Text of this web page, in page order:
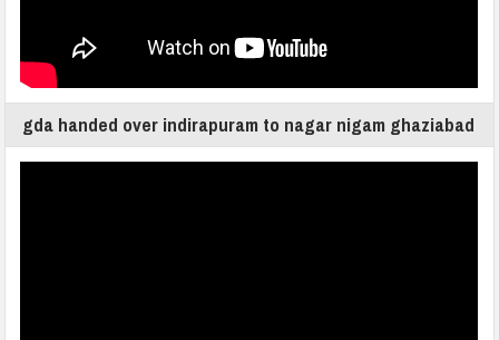
gda handed over indirapuram to nagar nigam ghaziabad